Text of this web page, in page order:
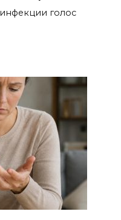
голос